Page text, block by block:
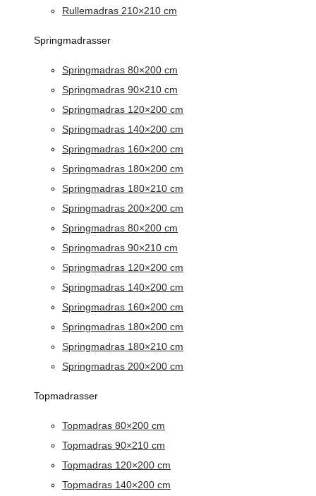
Rullemadras 210×210 cm
Springmadrasser
Springmadras 80×200 cm
Springmadras 90×210 cm
Springmadras 120×200 cm
Springmadras 140×200 cm
Springmadras 160×200 cm
Springmadras 180×200 cm
Springmadras 180×210 cm
Springmadras 200×200 cm
Springmadras 80×200 cm
Springmadras 90×210 cm
Springmadras 120×200 cm
Springmadras 140×200 cm
Springmadras 160×200 cm
Springmadras 180×200 cm
Springmadras 180×210 cm
Springmadras 200×200 cm
Topmadrasser
Topmadras 80×200 cm
Topmadras 90×210 cm
Topmadras 120×200 cm
Topmadras 140×200 cm